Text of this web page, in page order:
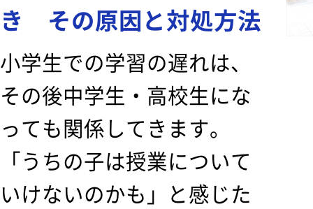
き その原因と対処方法
小学生での学習の遅れは、
その後中学生・高校生にな
っても関係してきます。
「うちの子は授業について
いけないのかも」と感じた